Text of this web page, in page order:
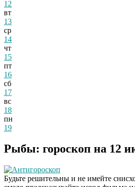
12
вт
13
ср
14
чт
15
пт
16
сб
17
вс
18
пн
19
Рыбы: гороскоп на 12
Антигороскоп
Будьте решительны и не имейте